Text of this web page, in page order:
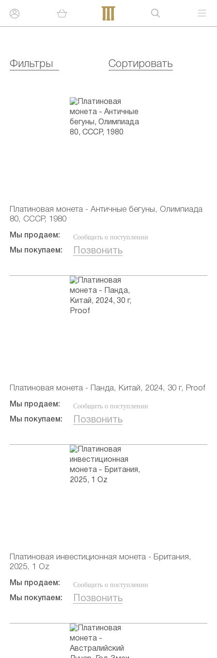
Фильтры Сортировать
Платиновая монета - Античные бегуны, Олимпиада
80, СССР, 1980
Мы продаем: Сообщить о поступлении
Мы покупаем: Позвонить
Платиновая монета - Панда, Китай, 2024, 30 г, Proof
Мы продаем: Сообщить о поступлении
Мы покупаем: Позвонить
Платиновая инвестиционная монета - Британия,
2025, 1 Oz
Мы продаем: Сообщить о поступлении
Мы покупаем: Позвонить